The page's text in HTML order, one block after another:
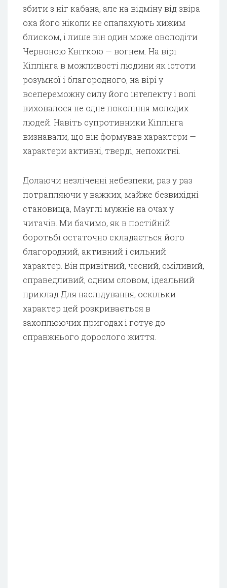
збити з ніг кабана, але на відміну від звіра
ока його ніколи не спалахують хижим
блиском, і лише він один може оволодіти
Червоною Квіткою — вогнем. На вірі
Кіплінга в можливості людини як істоти
розумної і благородного, на вірі у
всепереможну силу його інтелекту і волі
виховалося не одне покоління молодих
людей. Навіть супротивники Кіплінга
визнавали, що він формував характери —
характери активні, тверді, непохитні.
Долаючи незліченні небезпеки, раз у раз
потрапляючи у важких, майже безвихідні
становища, Мауглі мужніє на очах у
читачів. Ми бачимо, як в постійній
боротьбі остаточно складається його
благородний, активний і сильний
характер. Він привітний, чесний, сміливий,
справедливий, одним словом, ідеальний
приклад Для наслідування, оскільки
характер цей розкривається в
захоплюючих пригодах і готує до
справжнього дорослого життя.